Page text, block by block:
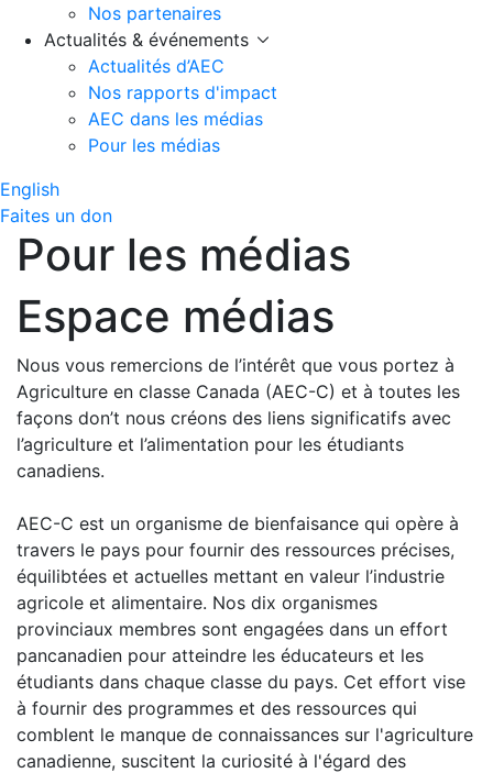
Nos partenaires
Actualités & événements
Actualités d’AEC
Nos rapports d'impact
AEC dans les médias
Pour les médias
English
Faites un don
Pour les médias
Espace médias
Nous vous remercions de l’intérêt que vous portez à
Agriculture en classe Canada (AEC-C) et à toutes les
façons don’t nous créons des liens significatifs avec
l’agriculture et l’alimentation pour les étudiants
canadiens.
AEC-C est un organisme de bienfaisance qui opère à
travers le pays pour fournir des ressources précises,
équilibtées et actuelles mettant en valeur l’industrie
agricole et alimentaire. Nos dix organismes
provinciaux membres sont engagées dans un effort
pancanadien pour atteindre les éducateurs et les
étudiants dans chaque classe du pays. Cet effort vise
à fournir des programmes et des ressources qui
comblent le manque de connaissances sur l'agriculture
canadienne, suscitent la curiosité à l'égard des